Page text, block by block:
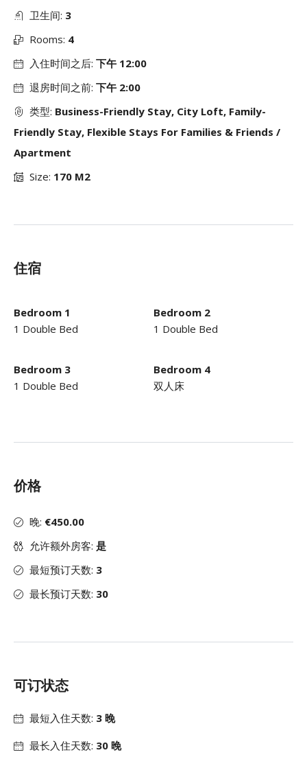
卫生间: 3
Rooms: 4
入住时间之后: 下午 12:00
退房时间之前: 下午 2:00
类型: Business-Friendly Stay, City Loft, Family-
Friendly Stay, Flexible Stays For Families & Friends /
Apartment
Size: 170 M2
住宿
Bedroom 1
1 Double Bed
Bedroom 2
1 Double Bed
Bedroom 3
1 Double Bed
Bedroom 4
双人床
价格
晚: €450.00
允许额外房客: 是
最短预订天数: 3
最长预订天数: 30
可订状态
最短入住天数: 3 晚
最长入住天数: 30 晚